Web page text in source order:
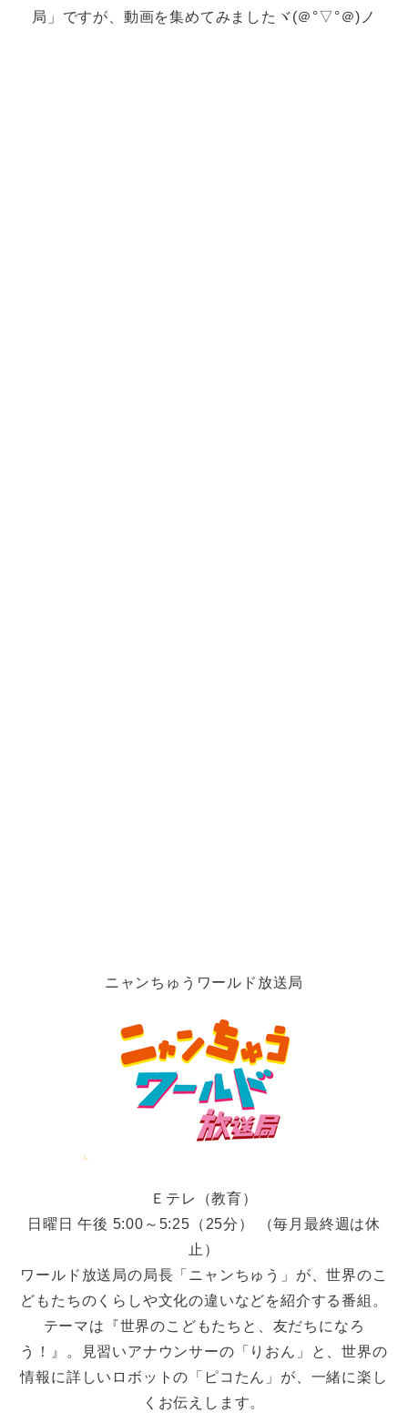
局」ですが、動画を集めてみましたヾ(＠°▽°＠)ノ
ニャンちゅうワールド放送局
Ｅテレ（教育）
日曜日 午後 5:00～5:25（25分） （毎月最終週は休
止）
ワールド放送局の局長「ニャンちゅう」が、世界のこ
どもたちのくらしや文化の違いなどを紹介する番組。
テーマは『世界のこどもたちと、友だちになろ
う！』。見習いアナウンサーの「りおん」と、世界の
情報に詳しいロボットの「ピコたん」が、一緒に楽し
くお伝えします。